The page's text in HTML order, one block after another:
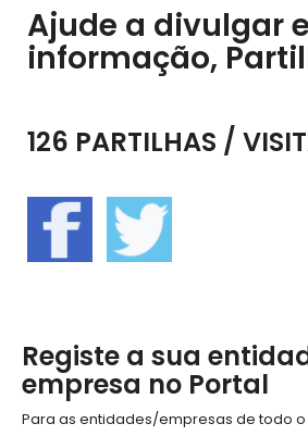
Ajude a divulgar
informação,
126 PARTILHAS /
Registe a sua
empresa no Portal
Para as entidades/empresas de todo o